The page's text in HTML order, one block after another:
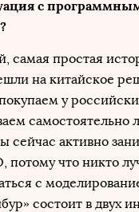
с
самая простая
на китайское
у
самостоятельно
сейчас активно
потому что никто
с
состоит в двух